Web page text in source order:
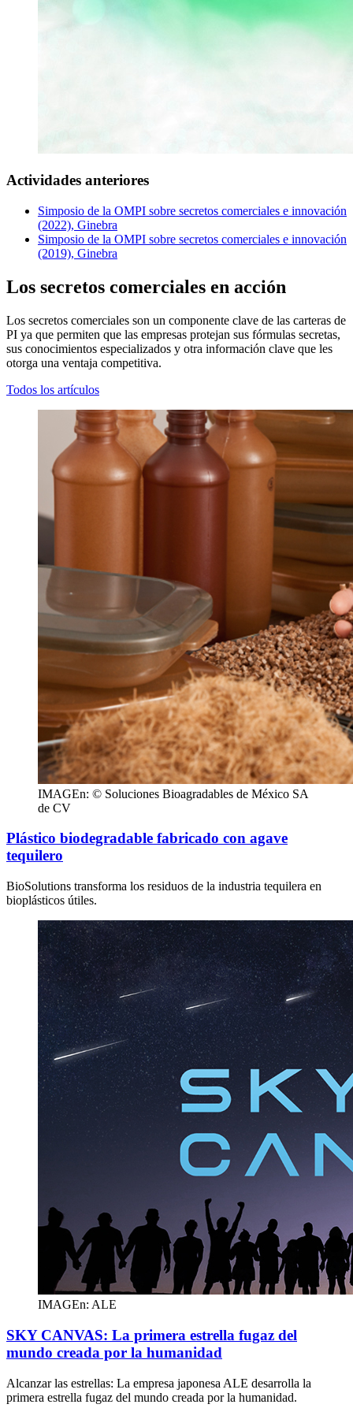
Actividades anteriores
Simposio de la OMPI sobre secretos comerciales e innovación
(2022), Ginebra
Simposio de la OMPI sobre secretos comerciales e innovación
(2019), Ginebra
Los secretos comerciales en acción
Los secretos comerciales son un componente clave de las carteras de
PI ya que permiten que las empresas protejan sus fórmulas secretas,
sus conocimientos especializados y otra información clave que les
otorga una ventaja competitiva.
Todos los artículos
IMAGEn: © Soluciones Bioagradables de México SA
de CV
Plástico biodegradable fabricado con agave
tequilero
BioSolutions transforma los residuos de la industria tequilera en
bioplásticos útiles.
IMAGEn: ALE
SKY CANVAS: La primera estrella fugaz del
mundo creada por la humanidad
Alcanzar las estrellas: La empresa japonesa ALE desarrolla la
primera estrella fugaz del mundo creada por la humanidad.